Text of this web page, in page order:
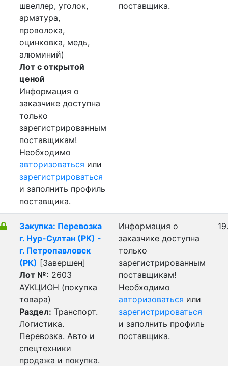
швеллер, уголок,
арматура,
проволока,
оцинковка, медь,
алюминий)
Лот с открытой
ценой
Информация о
заказчике доступна
только
зарегистрированным
поставщикам!
Необходимо
авторизоваться или
зарегистрироваться
и заполнить профиль
поставщика.
поставщика.
Закупка: Перевозка
г. Нур-Султан (РК) -
г. Петропавловск
(РК) [Завершен]
Лот №: 2603
АУКЦИОН (покупка
товара)
Раздел: Транспорт.
Логистика.
Перевозка. Авто и
спецтехники
продажа и покупка.
Информация о
заказчике доступна
только
зарегистрированным
поставщикам!
Необходимо
авторизоваться или
зарегистрироваться
и заполнить профиль
поставщика.